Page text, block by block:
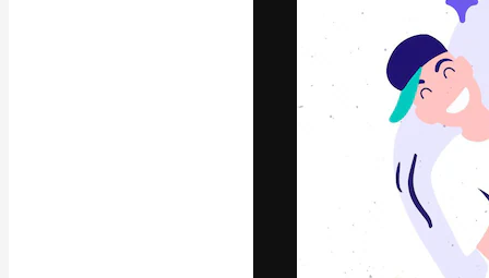
La plataforma
trabajo. Más
entre
estudios.
Español